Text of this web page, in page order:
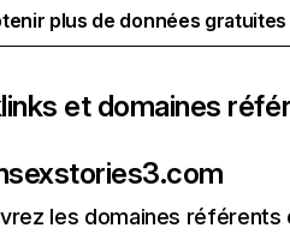
plus de données
et domaines
les domaines référents